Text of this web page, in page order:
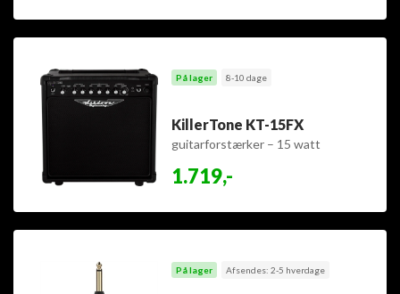
På lager 8-10 dage
KillerTone KT-15FX
guitarforstærker – 15 watt
1.719,-
På lager Afsendes: 2-5 hverdage